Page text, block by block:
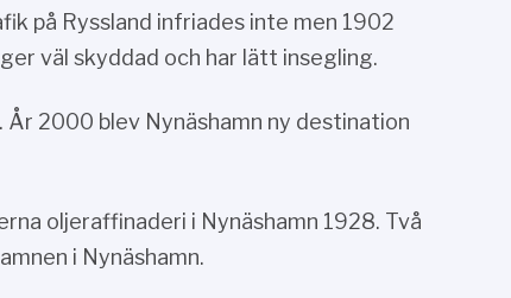
på Ryssland infriades inte men 1902
väl skyddad och har lätt insegling.
År 2000 blev Nynäshamn ny destination
oljeraffinaderi i Nynäshamn 1928. Två
i Nynäshamn.